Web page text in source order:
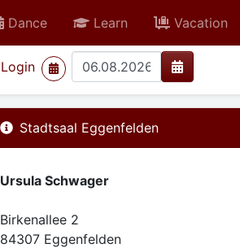
Dance Learn Vacation
Login
>
Stadtsaal Eggenfelden
Ursula Schwager
Birkenallee 2
84307 Eggenfelden